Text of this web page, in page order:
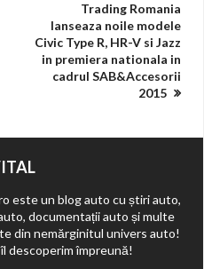
Trading Romania
lanseaza noile modele
Civic Type R, HR-V si Jazz
in premiera nationala in
cadrul SAB&Accesorii
2015
este un blog auto cu știri auto,
documentații auto și multe
din nemărginitul univers auto!
descoperim împreună!